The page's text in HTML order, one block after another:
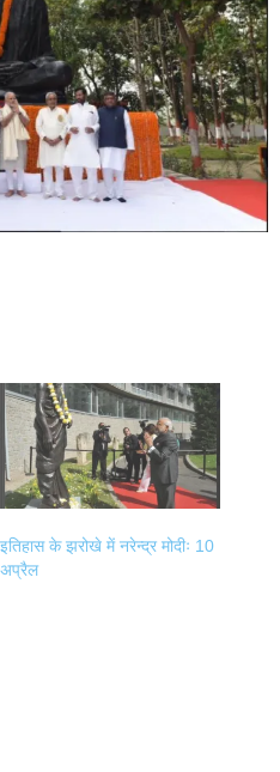
इतिहास के झरोखे में नरेन्द्र मोदीः 10
अप्रैल